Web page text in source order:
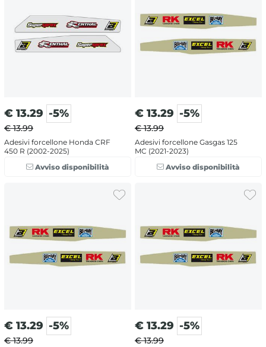
€ 13.29 -5%
€ 13.99
Adesivi forcellone Honda CRF
450 R (2002-2025)
Avviso disponibilità
€ 13.29 -5%
€ 13.99
Adesivi forcellone Gasgas 125
MC (2021-2023)
Avviso disponibilità
€ 13.29 -5%
€ 13.99
€ 13.29 -5%
€ 13.99